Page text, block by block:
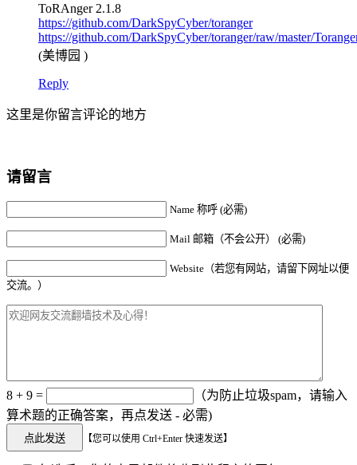
ToRAnger 2.1.8
https://github.com/DarkSpyCyber/toranger
https://github.com/DarkSpyCyber/toranger/raw/master/
(美博园 )
Reply
这里是你留言评论的地方
请留言
Name 称呼 (必需)
Mail 邮箱（不会公开） (必需)
Website（若您有网站，请留下网址以便
交流。）
8 + 9 =
（为防止垃圾spam，请输入
算术题的正确答案，再点发送 - 必需)
【您可以使用 Ctrl+Enter 快速发送】